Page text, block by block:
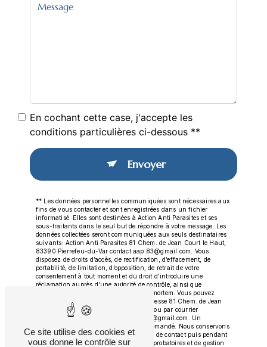
En cochant cette case, j'accepte les
conditions particulières ci-dessous **
Envoyer
** Les données personnelles communiquées sont nécessaires aux
fins de vous contacter et sont enregistrées dans un fichier
informatisé. Elles sont destinées à Action Anti Parasites et ses
sous-traitants dans le seul but de répondre à votre message. Les
données collectées seront communiquées aux seuls destinataires
suivants: Action Anti Parasites 81 Chem. de Jean Court le Haut,
83390 Pierrefeu-du-Var contact.aap.83@gmail.com. Vous
disposez de droits d’accès, de rectification, d’effacement, de
portabilité, de limitation, d’opposition, de retrait de votre
consentement à tout moment et du droit d’introduire une
réclamation auprès d’une autorité de contrôle, ainsi que
d’organiser le sort de vos données post-mortem. Vous pouvez
exercer ces droits par voie postale à l'adresse 81 Chem. de Jean
Court le Haut, 83390 Pierrefeu-du-Var ou par courrier
électronique à l'adresse contact.aap.83@gmail.com. Un
justificatif d'identité pourra vous être demandé. Nous conservons
vos données pendant la période de prise de contact puis pendant
la durée de prescription légale aux fins probatoires et de gestion
Ce site utilise des cookies et
vous donne le contrôle sur